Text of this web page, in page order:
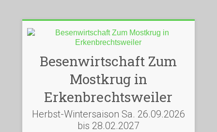
Besenwirtschaft Zum
Mostkrug in
Erkenbrechtsweiler
Herbst-Wintersaison Sa. 26.09.2026
bis 28.02.2027